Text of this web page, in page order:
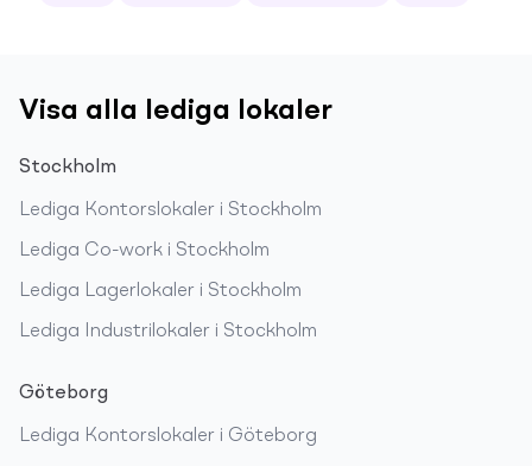
Visa alla lediga lokaler
Stockholm
Lediga Kontorslokaler i Stockholm
Lediga Co-work i Stockholm
Lediga Lagerlokaler i Stockholm
Lediga Industrilokaler i Stockholm
Göteborg
Lediga Kontorslokaler i Göteborg